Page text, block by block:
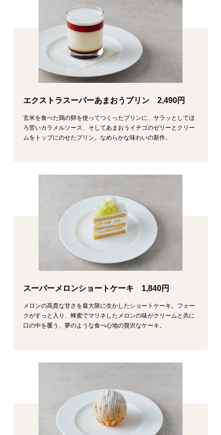
エクストラスーパーあまおうプリン 2,490円
玄米を食べた鶏の卵を使ってつくったプリンに、サラッとしてほ
ろ苦いカラメルソース、そしてあまおうイチゴのゼリーとクリー
ムをトップにのせたプリン。なめらかな味わいの新作。
スーパーメロンショートケーキ 1,840円
メロンの高貴な甘さを最大限に生かしたショートケーキ。フォー
クがすっと入り、蜂蜜でマリネしたメロンの味がクリームと共に
口の中を覆う、夢のような食べ心地の贅沢なケーキ。